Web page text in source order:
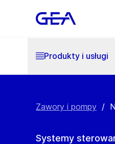
Produkty i usługi
Zawory i pompy /
Systemy